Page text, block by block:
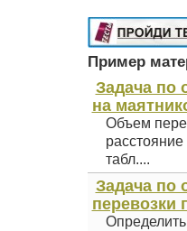
Пример
Задача по
на
Объем
табл....
Задача по
перевозки